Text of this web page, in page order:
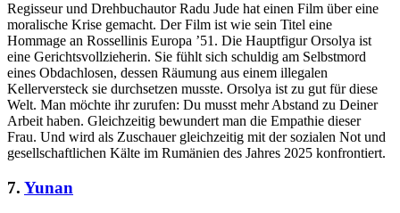
Regisseur und Drehbuchautor Radu Jude hat einen Film über eine
moralische Krise gemacht. Der Film ist wie sein Titel eine
Hommage an Rossellinis Europa ’51. Die Hauptfigur Orsolya ist
eine Gerichtsvollzieherin. Sie fühlt sich schuldig am Selbstmord
eines Obdachlosen, dessen Räumung aus einem illegalen
Kellerversteck sie durchsetzen musste. Orsolya ist zu gut für diese
Welt. Man möchte ihr zurufen: Du musst mehr Abstand zu Deiner
Arbeit haben. Gleichzeitig bewundert man die Empathie dieser
Frau. Und wird als Zuschauer gleichzeitig mit der sozialen Not und
gesellschaftlichen Kälte im Rumänien des Jahres 2025 konfrontiert.
7. Yunan